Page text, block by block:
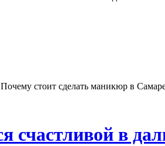
стоит сделать маникюр в
счастливой в